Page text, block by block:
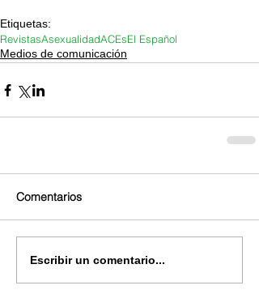
Etiquetas:
RevistasAsexualidadACEsEl Español
Medios de comunicación
Comentarios
Escribir un comentario...